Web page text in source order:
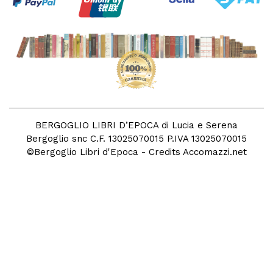
BERGOGLIO LIBRI D’EPOCA di Lucia e Serena
Bergoglio snc C.F. 13025070015 P.IVA 13025070015
©Bergoglio Libri d'Epoca - Credits Accomazzi.net